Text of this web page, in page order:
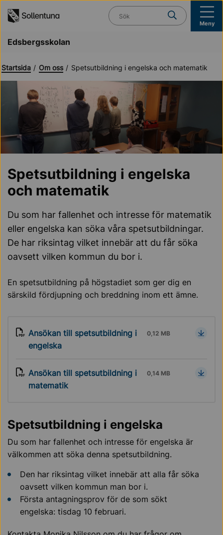
Vad söker du?
Meny
Edsbergsskolan
Startsida Om oss Spetsutbildning i engelska och matematik
Spetsutbildning i engelska
och matematik
Du som har fallenhet och intresse för matematik
eller engelska kan söka våra spetsutbildningar.
De har riksintag vilket innebär att du får söka
oavsett vilken kommun du bor i.
En spetsutbildning på högstadiet som ger dig en
särskild fördjupning och breddning inom ett ämne.
Ansökan till spetsutbildning i
engelska
0,12 MB
Ansökan till spetsutbildning i
matematik
0,14 MB
Spetsutbildning i engelska
Du som har fallenhet och intresse för engelska är
välkommen att söka denna spetsutbildning.
Den har riksintag vilket innebär att alla får söka
oavsett vilken kommun man bor i.
Första antagningsprov för de som sökt
engelska: tisdag 10 februari.